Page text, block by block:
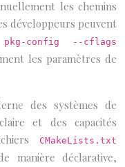
les chemins
développeurs peuvent
pkg-config --cflags
les paramètres de
des systèmes de
et des capacités
CMakeLists.txt
manière déclarative,